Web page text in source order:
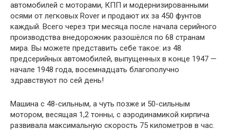
автомобилей с моторами, КПП и модернизированными
осями от легковых Rover и продают их за 450 фунтов
каждый. Всего через три месяца после начала серийного
производства внедорожник разошёлся по 68 странам
мира. Вы можете представить себе такое: из 48
предсерийных автомобилей, выпущенных в конце 1947 —
начале 1948 года, восемнадцать благополучно
здравствуют по сей день!
Машина с 48-сильным, а чуть позже и 50-сильным
мотором, весящая 1,2 тонны, с аэродинамикой кирпича
развивала максимальную скорость 75 километров в час.